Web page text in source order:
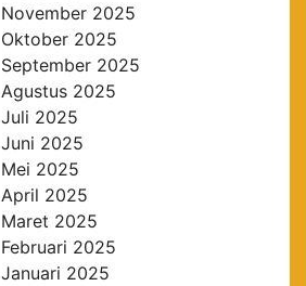
November 2025
Oktober 2025
September 2025
Agustus 2025
Juli 2025
Juni 2025
Mei 2025
April 2025
Maret 2025
Februari 2025
Januari 2025